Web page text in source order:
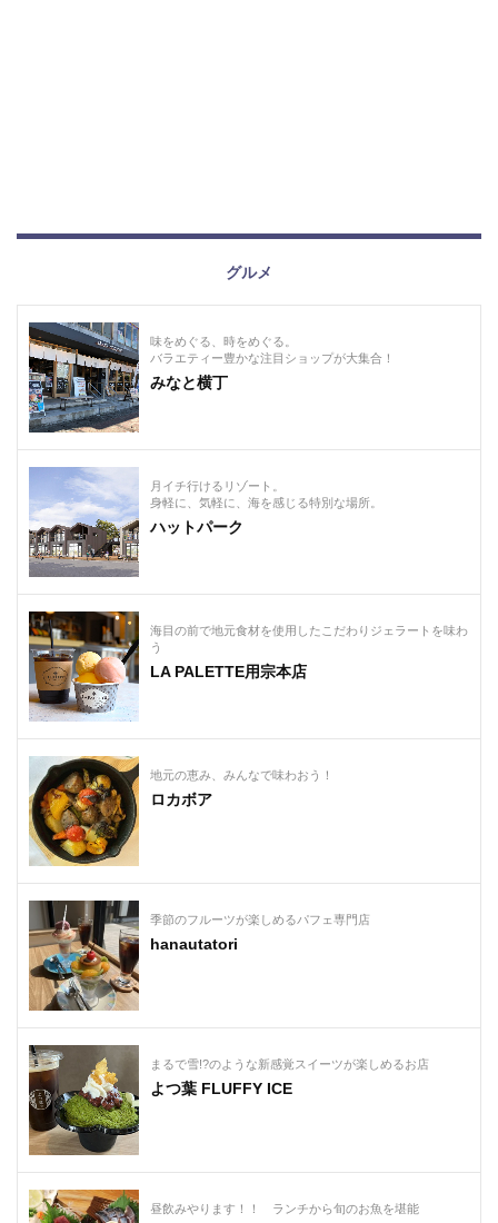
グルメ
味をめぐる、時をめぐる。
バラエティー豊かな注目ショップが大集合！
みなと横丁
月イチ行けるリゾート。
身軽に、気軽に、海を感じる特別な場所。
ハットパーク
海目の前で地元食材を使用したこだわりジェラートを味わ
う
LA PALETTE用宗本店
地元の恵み、みんなで味わおう！
ロカボア
季節のフルーツが楽しめるパフェ専門店
hanautatori
まるで雪!?のような新感覚スイーツが楽しめるお店
よつ葉 FLUFFY ICE
昼飲みやります！⁡！ ランチから旬のお魚を堪能